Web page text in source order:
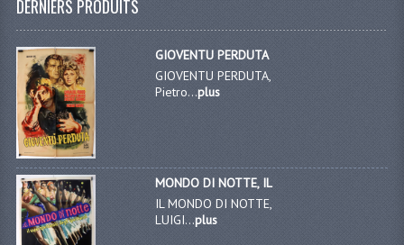
DERNIERS PRODUITS
GIOVENTU PERDUTA
GIOVENTU PERDUTA,
Pietro...plus
MONDO DI NOTTE, IL
IL MONDO DI NOTTE,
LUIGI...plus